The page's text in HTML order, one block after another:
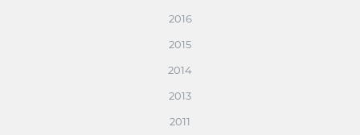
2016
2015
2014
2013
2011